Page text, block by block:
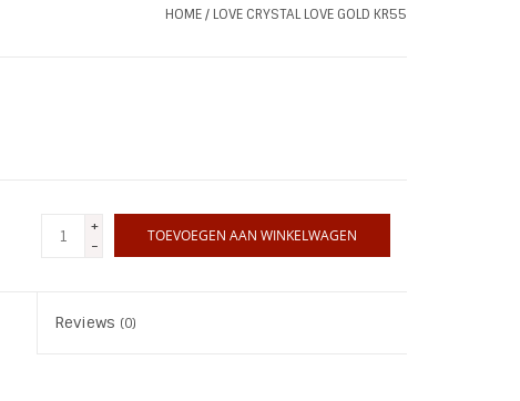
HOME/ LOVE CRYSTAL LOVE GOLD KR55
+
-
TOEVOEGEN AAN WINKELWAGEN
Reviews (0)